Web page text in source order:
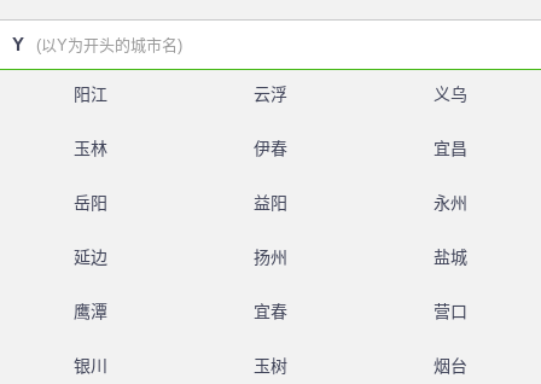
Y (以Y为开头的城市名)
阳江 云浮 义乌
玉林 伊春 宜昌
岳阳 益阳 永州
延边 扬州 盐城
鹰潭 宜春 营口
银川 玉树 烟台